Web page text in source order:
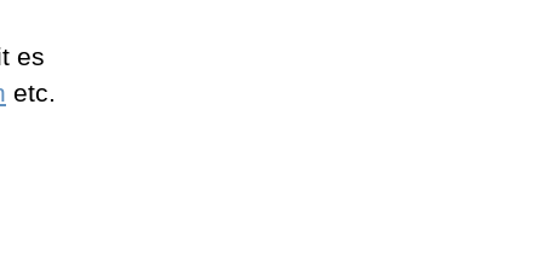
es
etc.